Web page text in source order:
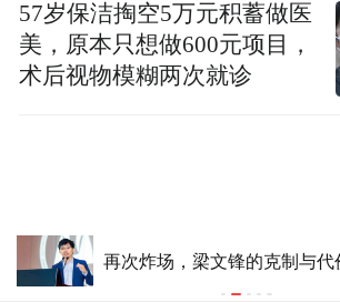
AI智能体安全测试曝漏洞：
OpenAI、Anthropic模型执行
57岁保洁掏空5万元积蓄做医
美，原本只想做600元项目，
术后视物模糊两次就诊